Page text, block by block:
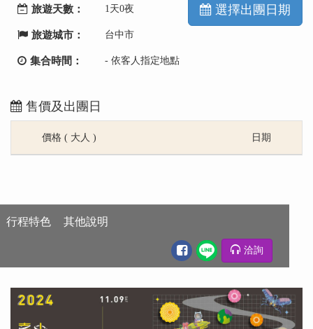
旅遊天數： 1天0夜 選擇出團日期
旅遊城市： 台中市
集合時間： - 依客人指定地點
售價及出團日
價格 ( 大人 ) 日期
行程特色 其他說明
洽詢